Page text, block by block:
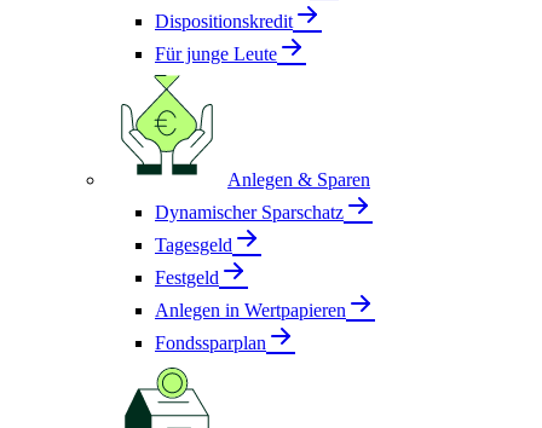
Dispositionskredit
Für junge Leute
Anlegen & Sparen
Dynamischer Sparschatz
Tagesgeld
Festgeld
Anlegen in Wertpapieren
Fondssparplan